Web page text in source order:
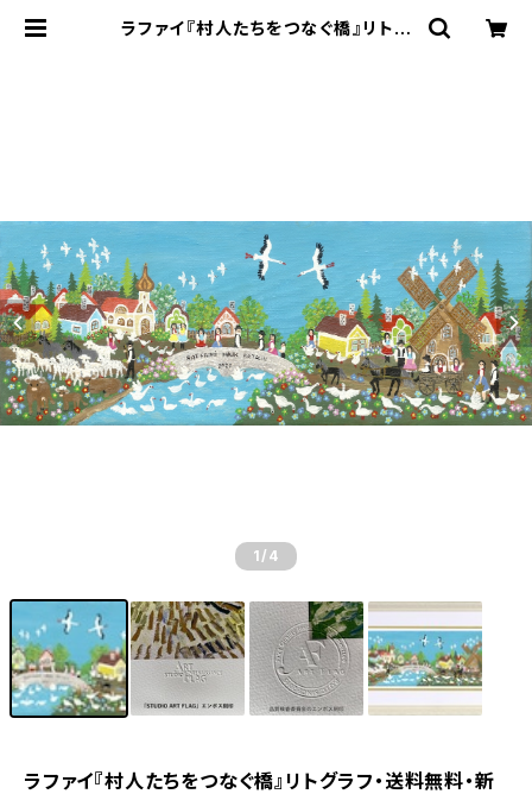
ラファイ『村人たちをつなぐ橋』リトグ
1 /4
ラファイ『村人たちをつなぐ橋』リトグラフ・送料無料・新